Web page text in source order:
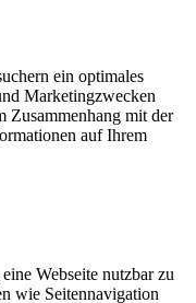
ein optimales
Marketingzwecken
Zusammenhang mit der
auf Ihrem
Webseite nutzbar zu
wie Seitennavigation